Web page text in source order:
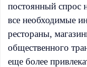
постоянный спрос
все необходимые
рестораны,
общественного
еще более